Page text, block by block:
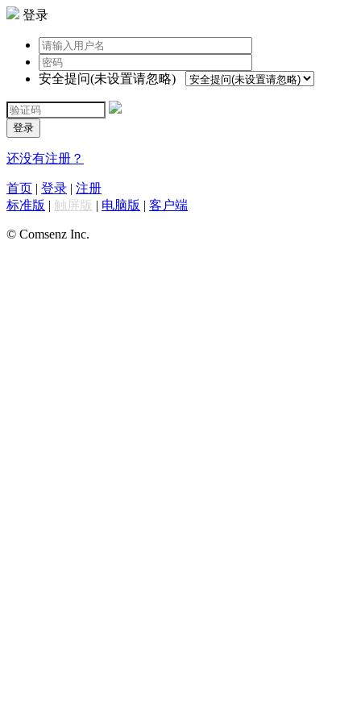
登录
安全提问(未设置请忽略)
登录
还没有注册？
首页 | 登录 | 注册
标准版 | 触屏版 | 电脑版 | 客户端
© Comsenz Inc.